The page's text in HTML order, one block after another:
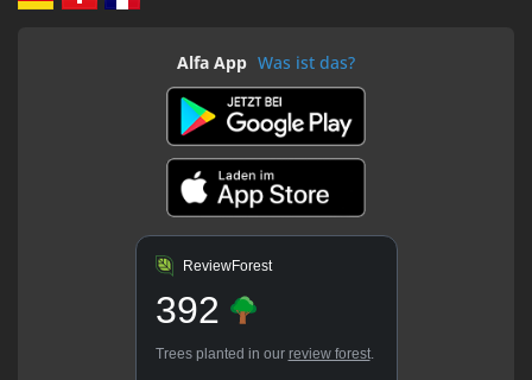
Alfa App Was ist das?
ReviewForest
392
Trees planted in our review forest.